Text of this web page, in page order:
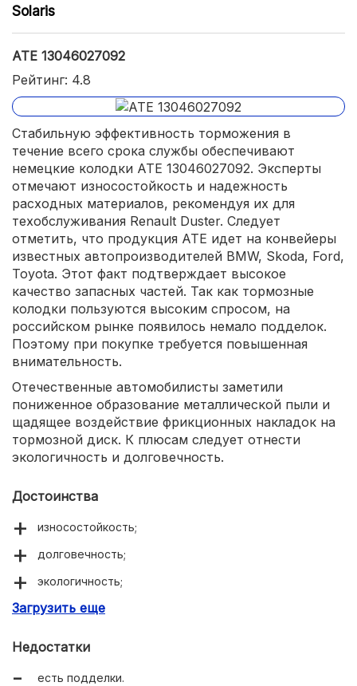
Solaris
ATE 13046027092
Рейтинг: 4.8
Стабильную эффективность торможения в
течение всего срока службы обеспечивают
немецкие колодки ATE 13046027092. Эксперты
отмечают износостойкость и надежность
расходных материалов, рекомендуя их для
техобслуживания Renault Duster. Следует
отметить, что продукция ATE идет на конвейеры
известных автопроизводителей BMW, Skoda, Ford,
Toyota. Этот факт подтверждает высокое
качество запасных частей. Так как тормозные
колодки пользуются высоким спросом, на
российском рынке появилось немало подделок.
Поэтому при покупке требуется повышенная
внимательность.
Отечественные автомобилисты заметили
пониженное образование металлической пыли и
щадящее воздействие фрикционных накладок на
тормозной диск. К плюсам следует отнести
экологичность и долговечность.
Достоинства
износостойкость;
долговечность;
экологичность;
пониженное образование пыли.
Загрузить еще
Недостатки
есть подделки.